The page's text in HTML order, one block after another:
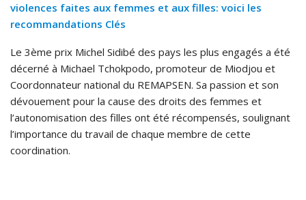
violences faites aux femmes et aux filles: voici les
recommandations Clés
Le 3ème prix Michel Sidibé des pays les plus engagés a été
décerné à Michael Tchokpodo, promoteur de Miodjou et
Coordonnateur national du REMAPSEN. Sa passion et son
dévouement pour la cause des droits des femmes et
l’autonomisation des filles ont été récompensés, soulignant
l’importance du travail de chaque membre de cette
coordination.